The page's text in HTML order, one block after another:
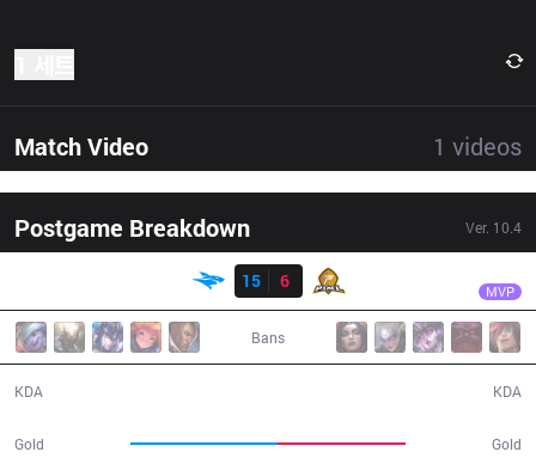
Match Video 1 videos
Postgame Breakdown Ver. 10.4
15
6 MVP
Bans
KDA
Gold Gold
KDA